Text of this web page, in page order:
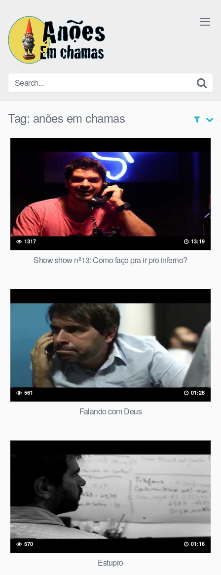
content
Tag: anões em chamas
1317 13:19
Show show nº13: Como faço pra ir pro inferno?
561 01:28
Falando com Deus
570 01:16
Estupro